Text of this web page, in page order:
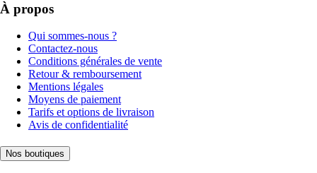
À propos
Qui sommes-nous ?
Contactez-nous
Conditions générales de vente
Retour & remboursement
Mentions légales
Moyens de paiement
Tarifs et options de livraison
Avis de confidentialité
Nos boutiques